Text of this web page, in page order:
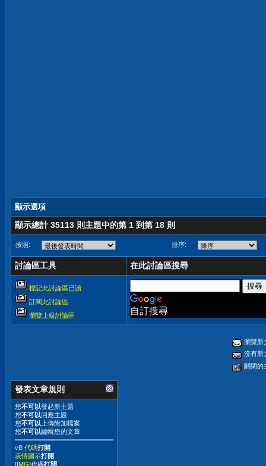
顯示選項
顯示總計 35113 則主題中的第 1 到第 18 則
按照: 排序:
討論區工具 在此討論區搜尋
標記此討論區已讀
訂閱此討論區
瀏覽上級討論區
自訂搜尋
瀏覽新
沒有新
關閉的
發表文章規則
您不可以發起新主題
您不可以回應主題
您不可以 上傳附加檔案
您不可以編輯您的文章
vB 代碼打開
表情圖示打開
[IMG]代碼打開